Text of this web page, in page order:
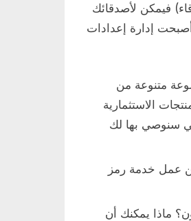
فيمكن لأصدقائك
إدارة إعدادات
متنوعة من
الاستثمارية
سنوصي بها لك
عمل خدمة رمز
ماذا يمكنك أن